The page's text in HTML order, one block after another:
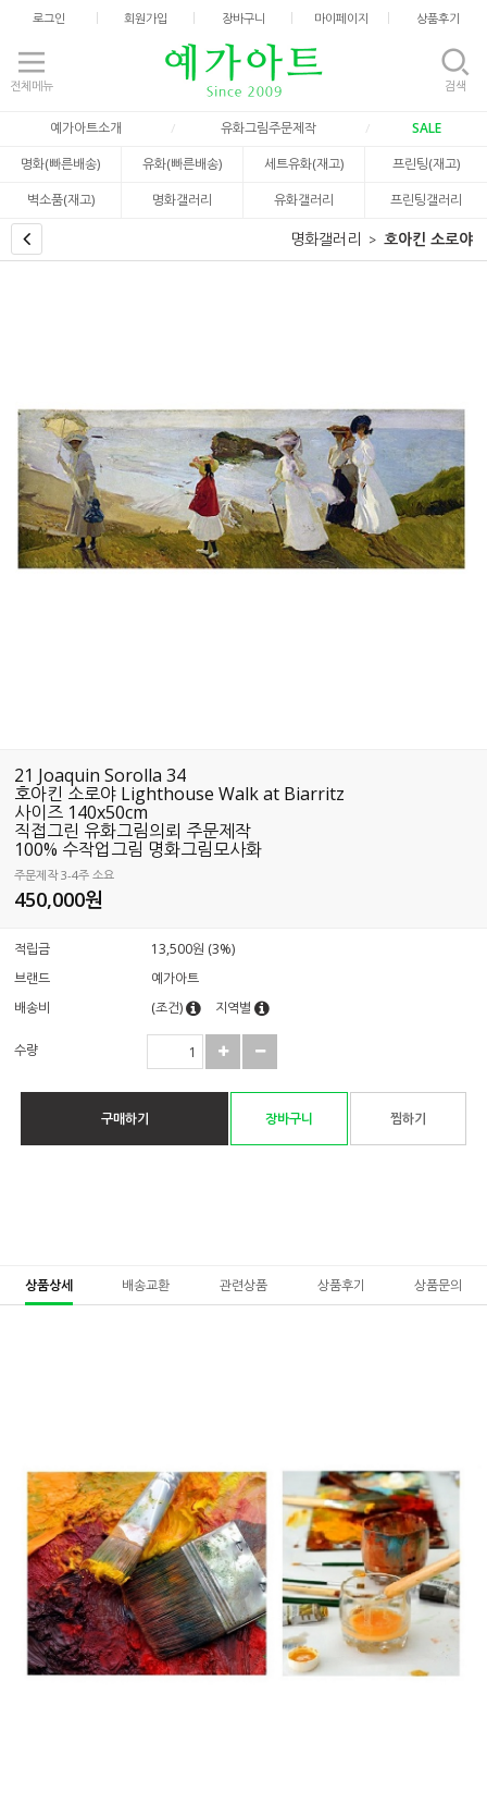
로그인 회원가입 장바구니 마이페이지 상품후기
전체메뉴 검색
예가아트소개 유화그림주문제작
SALE
명화(빠른배송)
유화(빠른배송) 세트유화(재고)
프린팅(재고)
벽소품(재고)
명화갤러리 유화갤러리 프린팅갤러리
명화갤러리 호아킨 소로야
21 Joaquin Sorolla 34
호아킨 소로야 Lighthouse Walk at Biarritz
사이즈 140x50cm
직접그린 유화그림의뢰 주문제작
100% 수작업그림 명화그림모사화
주문제작 3-4주 소요
450,000원
적립금
13,500원 (3%)
브랜드
예가아트
배송비
(조건) 지역별
수량
구매하기 장바구니 찜하기
상품상세 배송교환 관련상품 상품후기 상품문의